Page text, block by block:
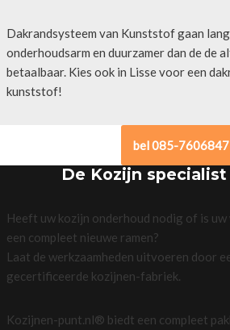
Dakrandsysteem van Kunststof gaan lang
onderhoudsarm en duurzamer dan de de
betaalbaar. Kies ook in Lisse voor een
kunststof!
bel 085-7606847
De Kozijn
Heeft uw kozijn onderhoud nodig of is
een compleet nieuwe ramen?
Laat de werkzaamheden uitvoeren door
gecertificeerde kozijnen-fabriek.
Kozijnen-punt.nl® biedt een compleet